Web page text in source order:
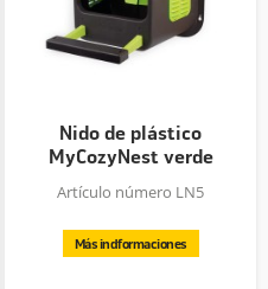
Nido de plástico
MyCozyNest verde
lima/marrón
Artículo número LN5
Más indformaciones